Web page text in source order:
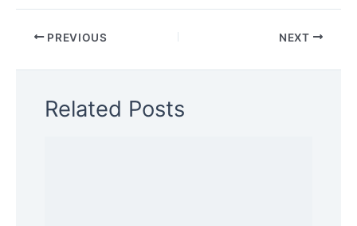
PREVIOUS NEXT
Related Posts